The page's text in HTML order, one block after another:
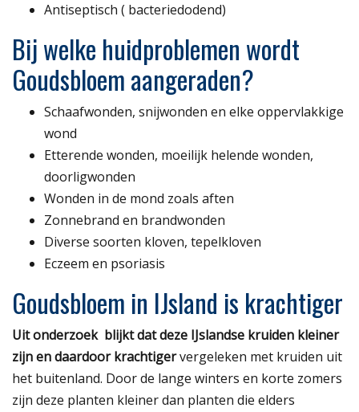
Antiseptisch ( bacteriedodend)
Bij welke huidproblemen wordt
Goudsbloem aangeraden?
Schaafwonden, snijwonden en elke oppervlakkige
wond
Etterende wonden, moeilijk helende wonden,
doorligwonden
Wonden in de mond zoals aften
Zonnebrand en brandwonden
Diverse soorten kloven, tepelkloven
Eczeem en psoriasis
Goudsbloem in IJsland is krachtiger
Uit onderzoek blijkt dat deze IJslandse kruiden kleiner
zijn en daardoor krachtigervergeleken met kruiden uit
het buitenland. Door de lange winters en korte zomers
zijn deze planten kleiner dan planten die elders